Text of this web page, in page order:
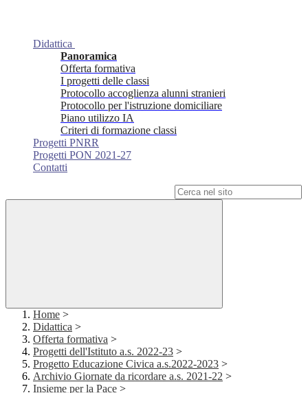
Didattica
Panoramica
Offerta formativa
I progetti delle classi
Protocollo accoglienza alunni stranieri
Protocollo per l'istruzione domiciliare
Piano utilizzo IA
Criteri di formazione classi
Progetti PNRR
Progetti PON 2021-27
Contatti
Home >
Didattica >
Offerta formativa >
Progetti dell'Istituto a.s. 2022-23 >
Progetto Educazione Civica a.s.2022-2023 >
Archivio Giornate da ricordare a.s. 2021-22 >
Insieme per la Pace >